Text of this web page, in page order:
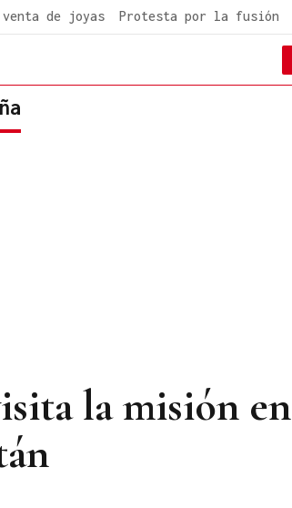
venta de joyas Protesta por la fusión
la misión en